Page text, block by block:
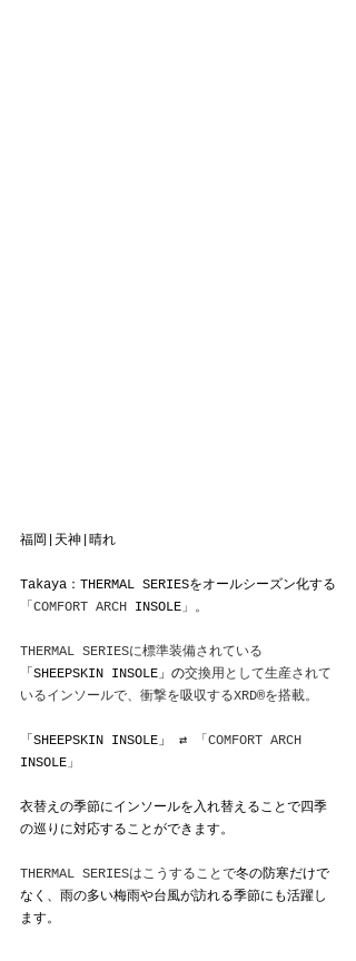
福岡|天神|晴れ
Takaya：THERMAL SERIESをオールシーズン化する
「COMFORT ARCH INSOLE」。
THERMAL SERIESに標準装備されている
「SHEEPSKIN INSOLE」の交換用として生産されて
いるインソールで、衝撃を吸収するXRD®を搭載。
「SHEEPSKIN INSOLE」 ⇄
「COMFORT ARCH
INSOLE」
衣替えの季節にインソールを入れ替えることで四季
の巡りに対応することができます。
THERMAL SERIESはこうすることで冬の防寒だけで
なく、雨の多い梅雨や台風が訪れる季節にも活躍し
ます。